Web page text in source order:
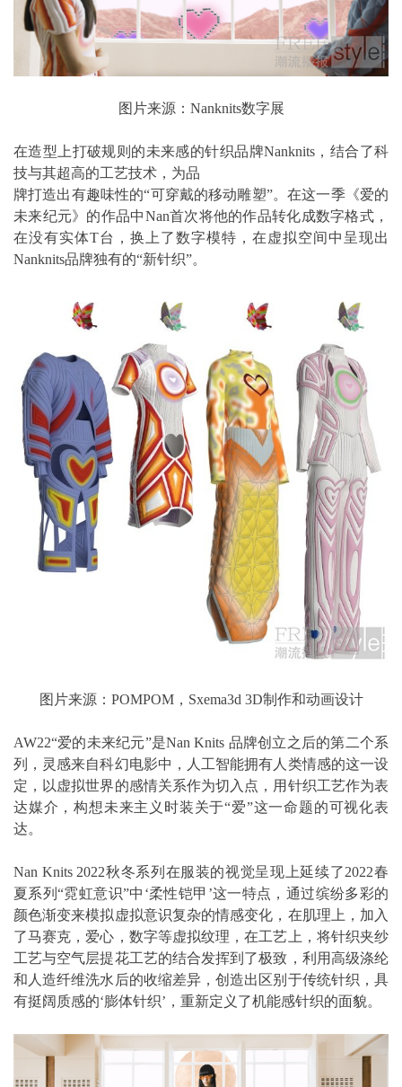
图片来源：Nanknits数字展
在造型上打破规则的未来感的针织品牌Nanknits，结合了科
技与其超高的工艺技术，为品
牌打造出有趣味性的“可穿戴的移动雕塑”。在这一季《爱的
未来纪元》的作品中Nan首次将他的作品转化成数字格式，
在没有实体T台，换上了数字模特，在虚拟空间中呈现出
Nanknits品牌独有的“新针织”。
图片来源：POMPOM，Sxema3d 3D制作和动画设计
AW22“爱的未来纪元”是Nan Knits 品牌创立之后的第二个系
列，灵感来自科幻电影中，人工智能拥有人类情感的这一设
定，以虚拟世界的感情关系作为切入点，用针织工艺作为表
达媒介，构想未来主义时装关于“爱”这一命题的可视化表
达。
Nan Knits 2022秋冬系列在服装的视觉呈现上延续了2022春
夏系列“霓虹意识”中‘柔性铠甲’这一特点，通过缤纷多彩的
颜色渐变来模拟虚拟意识复杂的情感变化，在肌理上，加入
了马赛克，爱心，数字等虚拟纹理，在工艺上，将针织夹纱
工艺与空气层提花工艺的结合发挥到了极致，利用高级涤纶
和人造纤维洗水后的收缩差异，创造出区别于传统针织，具
有挺阔质感的‘膨体针织’，重新定义了机能感针织的面貌。